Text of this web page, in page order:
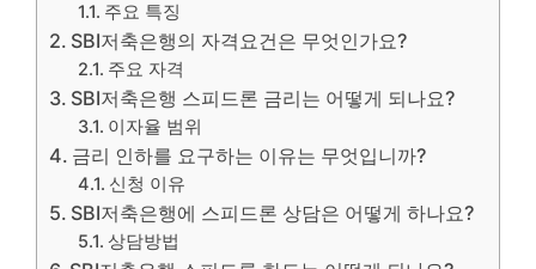
주요 특징
SBI저축은행의 자격요건은 무엇인가요?
주요 자격
SBI저축은행 스피드론 금리는 어떻게 되나요?
이자율 범위
금리 인하를 요구하는 이유는 무엇입니까?
신청 이유
SBI저축은행에 스피드론 상담은 어떻게 하나요?
상담방법